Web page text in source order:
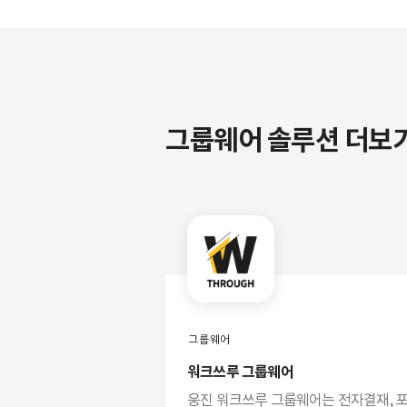
그룹웨어 솔루션 더보
그룹웨어
워크쓰루 그룹웨어
웅진 워크쓰루 그룹웨어는 전자결재,